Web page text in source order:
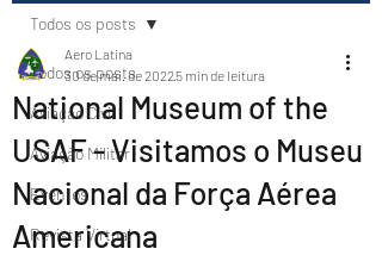
Todos os posts
Aviação Civil
Aviação Militar
Eventos
Revista Virtual
Todos os posts
National Museum of the
USAF - Visitamos o Museu
Nacional da Força Aérea
Americana
Aero Latina
30 de mai. de 20225 min de leitura